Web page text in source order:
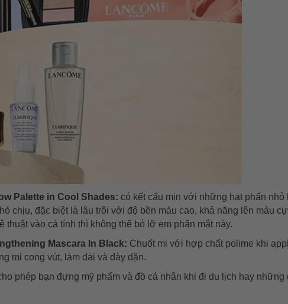
Palette in Cool Shades: có kết cấu mịn với những hạt phấn nhỏ
chịu, đặc biệt là lâu trôi với độ bền màu cao, khả năng lên màu
vào cá tính thì không thể bỏ lỡ em phấn mắt này.
Mascara In Black: Chuốt mi với hợp chất polime khi
mi cong vút, làm dài và dày dặn.
phép bạn đựng mỹ phẩm và đồ cá nhân khi đi du lịch hay những